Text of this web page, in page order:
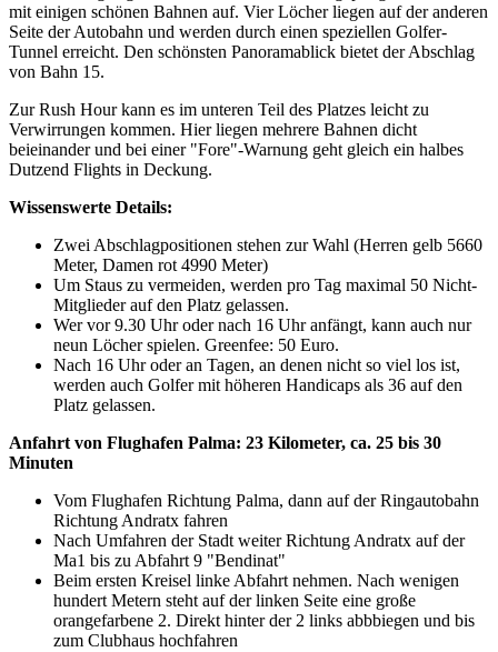
mit einigen schönen Bahnen auf. Vier Löcher liegen auf der anderen
Seite der Autobahn und werden durch einen speziellen Golfer-
Tunnel erreicht. Den schönsten Panoramablick bietet der Abschlag
von Bahn 15.
Zur Rush Hour kann es im unteren Teil des Platzes leicht zu
Verwirrungen kommen. Hier liegen mehrere Bahnen dicht
beieinander und bei einer "Fore"-Warnung geht gleich ein halbes
Dutzend Flights in Deckung.
Wissenswerte Details:
Zwei Abschlagpositionen stehen zur Wahl (Herren gelb 5660
Meter, Damen rot 4990 Meter)
Um Staus zu vermeiden, werden pro Tag maximal 50 Nicht-
Mitglieder auf den Platz gelassen.
Wer vor 9.30 Uhr oder nach 16 Uhr anfängt, kann auch nur
neun Löcher spielen. Greenfee: 50 Euro.
Nach 16 Uhr oder an Tagen, an denen nicht so viel los ist,
werden auch Golfer mit höheren Handicaps als 36 auf den
Platz gelassen.
Anfahrt von Flughafen Palma: 23 Kilometer, ca. 25 bis 30
Minuten
Vom Flughafen Richtung Palma, dann auf der Ringautobahn
Richtung Andratx fahren
Nach Umfahren der Stadt weiter Richtung Andratx auf der
Ma1 bis zu Abfahrt 9 "Bendinat"
Beim ersten Kreisel linke Abfahrt nehmen. Nach wenigen
hundert Metern steht auf der linken Seite eine große
orangefarbene 2. Direkt hinter der 2 links abbbiegen und bis
zum Clubhaus hochfahren